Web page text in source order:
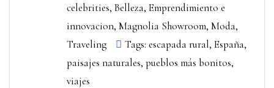
celebrities, Belleza, Emprendimiento e
innovacion, Magnolia Showroom, Moda,
Traveling
Tags: escapada rural, España,
paisajes naturales, pueblos más bonitos,
viajes